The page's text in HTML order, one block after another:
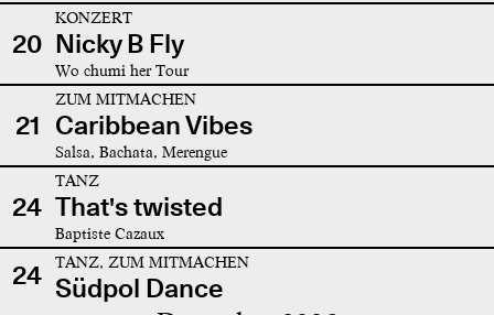
20
KONZERT
Nicky B Fly
Wo chumi her Tour
21
ZUM MITMACHEN
Caribbean Vibes
Salsa, Bachata, Merengue
24
TANZ
That's twisted
Baptiste Cazaux
24 TANZ, ZUM MITMACHEN
Südpol Dance